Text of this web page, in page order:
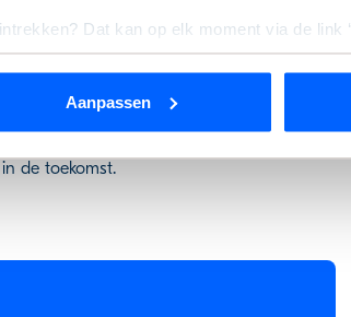
Dat kan op elk moment via de link ‘
kunnen ontvangen en verwerken.
Aanpassen
ooit. Want bij de Alliantie geloven we
we samen met gemeenten en
en een duurzame leefomgeving. Zo
de toekomst.